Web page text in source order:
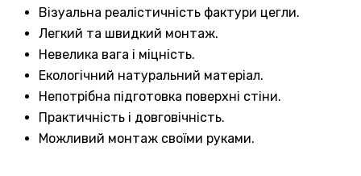
Візуальна реалістичність фактури цегли.
Легкий та швидкий монтаж.
Невелика вага і міцність.
Екологічний натуральний матеріал.
Непотрібна підготовка поверхні стіни.
Практичність і довговічність.
Можливий монтаж своїми руками.